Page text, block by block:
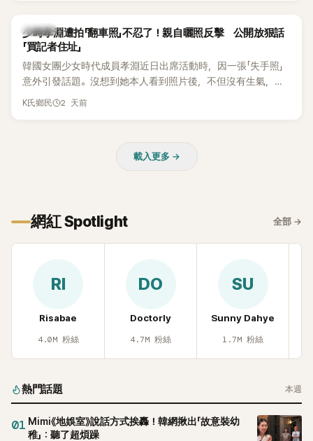
K-POP
少時孝淵遭拍「翻車照」不忍了！親自曬照反擊 公開放狠話
「買記者住址」
韓國女團少女時代成員孝淵近日出席活動時，因一張「失手照」
意外引發話題。沒想到她本人看到照片後，不但沒有生氣，反
而親自把照片放上IG限時動態開玩笑，甚至幽默喊話要「買記者
K氏鄉民 2 天前
載入更多 →
網紅 Spotlight 全部 →
RI
Risabae
4.0M 粉絲
DO
Doctorly
4.7M 粉絲
SU
Sunny Dahye
1.7M 粉絲
熱門話題 本週
01 Mimi《地娛室》說話方式挨轟！韓網揪出「故意裝幼
稚」：聽了超煩躁